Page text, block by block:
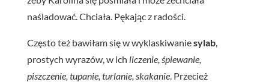
naśladować. Chciała. Pękając z radości.
Często też bawiłam się w wyklaskiwaniesylab,
prostych wyrazów, w ich liczenie, śpiewanie,
piszczenie, tupanie, turlanie, skakanie. Przecież